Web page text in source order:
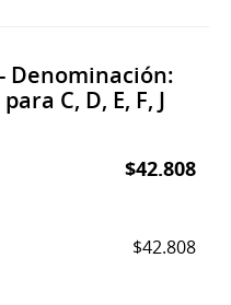
Denominación:
C, D, E, F, J
$42.808
$42.808